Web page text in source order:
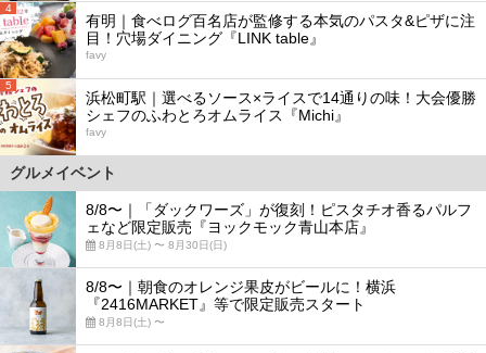
4
有明｜食べログ百名店が監修する本気のパスタ&ピザに注
目！穴場ダイニング『LINK table』
favy
5
浜松町駅｜選べるソース×ライスで14通りの味！大会優勝
シェフのふわとろオムライス『Michi』
favy
グルメイベント
8/8〜｜「ダックワーズ」が復刻！ピスタチオ香るパルフ
ェなど限定販売『ヨックモック青山本店』
8月8日(土) 〜 8月30日(日)
8/8〜｜朝食のオレンジ果皮がビールに！横浜
『2416MARKET』等で限定販売スタート
8月8日(土) 〜